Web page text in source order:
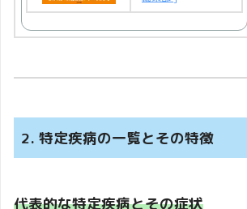
2. 特定疾病の一覧とその特徴
代表的な特定疾病とその症状